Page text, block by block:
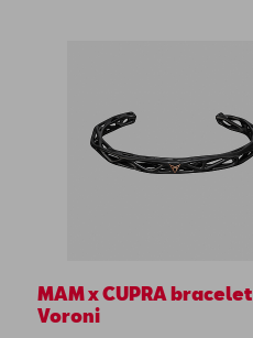
MAM x CUPRA bracelet
Voroni